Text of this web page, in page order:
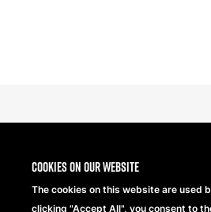
Cookies on our website
The cookies on this website are used
clicking "Accept All", you consent to